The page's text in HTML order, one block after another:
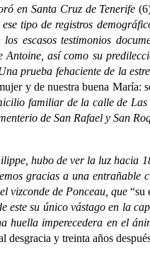
en Santa Cruz de Tenerife
tipo de registros
escasos testimonios
así como su
prueba fehaciente de la
y de nuestra buena María:
familiar de la calle de
de San Rafael y San
hubo de ver la luz hacia
gracias a una
vizconde de Ponceau, que “su
este su único vástago en la
huella imperecedera en el
y treinta años